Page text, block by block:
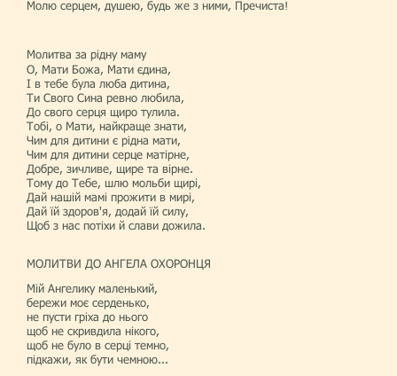
Молю серцем, душею, будь же з ними, Пречиста!
Молитва за рідну маму
О, Мати Божа, Мати єдина,
І в тебе була люба дитина,
Ти Свого Сина ревно любила,
До свого серця щиро тулила.
Тобі, о Мати, найкраще знати,
Чим для дитини є рідна мати,
Чим для дитини серце матірне,
Добре, зичливе, щире та вірне.
Тому до Тебе, шлю мольби щирі,
Дай нашій мамі прожити в мирі,
Дай їй здоров'я, додай їй силу,
Щоб з нас потіхи й слави дожила.
МОЛИТВИ ДО АНГЕЛА ОХОРОНЦЯ
Мій Ангелику маленький,
бережи моє серденько,
не пусти гріха до нього
щоб не скривдила нікого,
щоб не було в серці темно,
підкажи, як бути чемною...